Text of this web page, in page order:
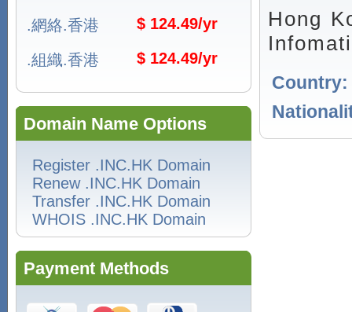
.網絡.香港 $ 124.49/yr
.組織.香港 $ 124.49/yr
Domain Name Options
Register .INC.HK Domain
Renew .INC.HK Domain
Transfer .INC.HK Domain
WHOIS .INC.HK Domain
Payment Methods
Hong
Country: